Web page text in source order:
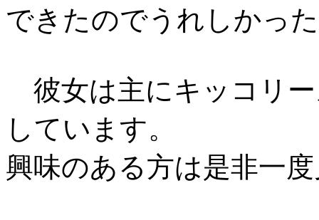
できたのでうれしかっ
彼女は主にキッコリ
しています。
興味のある方は是非一